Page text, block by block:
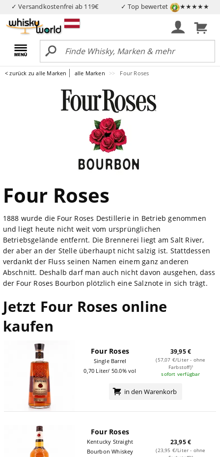
✓ Versandkostenfrei ab 119€ ✓ Top bewertet ★★★★★
< zurück zu alle Marken alle Marken Four Roses
Four Roses
1888 wurde die Four Roses Destillerie in Betrieb genommen
und liegt heute nicht weit vom ursprünglichen
Betriebsgelände entfernt. Die Brennerei liegt am Salt River,
der aber an der Stelle überhaupt nicht salzig ist. Stattdessen
verdankt der Fluss seinen Namen einem ganz anderen
Abschnitt. Deshalb darf man auch nicht davon ausgehen, dass
der Four Roses Bourbon plötzlich eine Salznote in sich trägt.
Jetzt Four Roses online
kaufen
Four Roses
Single Barrel
0,70 Liter/ 50.0% vol
39,95 €
(57,07 €/Liter - ohne
Farbstoff)¹
sofort verfügbar
in den Warenkorb
Four Roses
Kentucky Straight
Bourbon Whiskey
23,95 €
(23,95 €/Liter - ohne